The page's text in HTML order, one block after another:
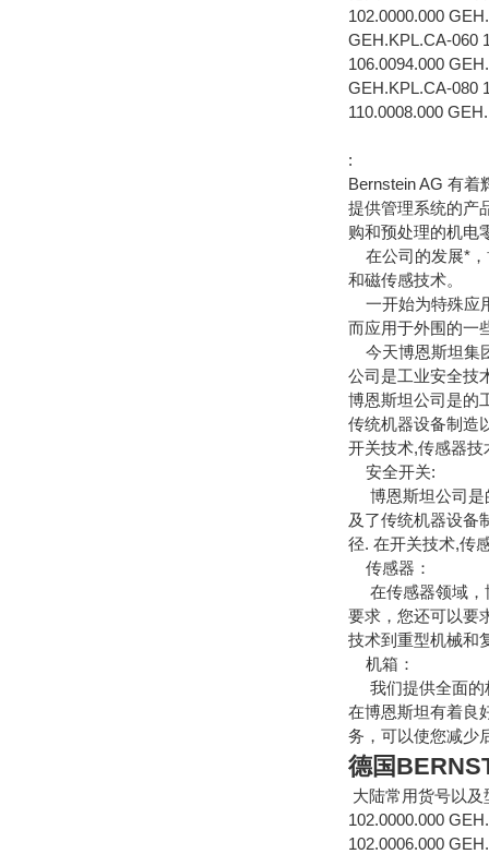
102.0000.000
GEH.KPL.CA-060
106.0094.000
GEH.KPL.CA-080
110.0008.000
:
Bernstein AG 有
提供管理系统的产
购和预处理的机电
在公司的发展*，
和磁传感技术。
一开始为特殊应
而应用于外围的一
今天博恩斯坦集
公司是工业安全技
博恩斯坦公司是的
传统机器设备制造
开关技术,传感器
安全开关:
博恩斯坦公司是
及了传统机器设备
径. 在开关技术,传
传感器：
在传感器领域，
要求，您还可以要
技术到重型机械和
机箱：
我们提供全面的
在博恩斯坦有着良
务，可以使您减少
德国
大陆常用货号以及
102.0000.000
102.0006.000